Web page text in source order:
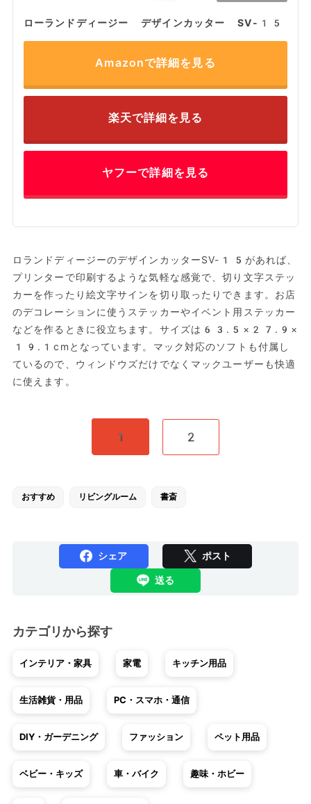
ローランドディージー デザインカッター SV-15
Amazonで詳細を見る
楽天で詳細を見る
ヤフーで詳細を見る
ロランドディージーのデザインカッターSV-15があれば、
プリンターで印刷するような気軽な感覚で、切り文字ステッ
カーを作ったり絵文字サインを切り取ったりできます。お店
のデコレーションに使うステッカーやイベント用ステッカー
などを作るときに役立ちます。サイズは‎63.5×27.9×
19.1cmとなっています。マック対応のソフトも付属し
ているので、ウィンドウズだけでなくマックユーザーも快適
に使えます。
1 2
おすすめ リビングルーム 書斎
シェア ポスト
送る
カテゴリから探す
インテリア・家具 家電 キッチン用品
生活雑貨・用品 PC・スマホ・通信
DIY・ガーデニング ファッション ペット用品
ベビー・キッズ 車・バイク 趣味・ホビー